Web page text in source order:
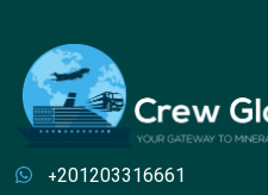
+201203316661